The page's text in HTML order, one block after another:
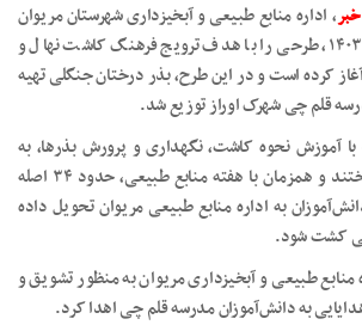
خبر، اداره منابع طبیعی و آبخیزداری شهرستان مریوان
از ابتدای آبان ماه سال ۱۴۰۳، طرحی را با هدف ترویج فرهنگ کاشت نهال و
کرده است و در این طرح، بذر درختان جنگلی تهیه
قلم چی شهرک اوراز توزیع شد.
آموزش نحوه کاشت، نگهداری و پرورش بذرها، به
تبدیل آن‌ها به نهال پرداختند و همزمان با هفته منابع طبیعی، حدود ۳۴ اصله
به اداره منابع طبیعی مریوان تحویل داده
کشت شود.
طبیعی و آبخیزداری مریوان به منظور تشویق و
به دانش‌آموزان مدرسه قلم چی اهدا کرد.